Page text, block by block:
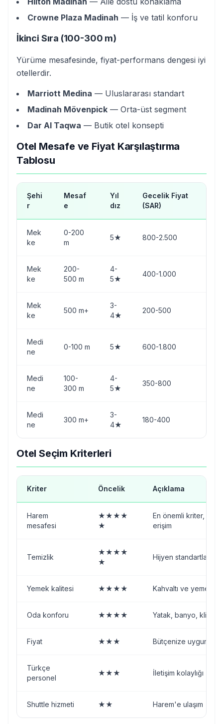
Crowne Plaza Madinah — İş ve tatil konforu
İkinci Sıra (100-300 m)
Yürüme mesafesinde, fiyat-performans dengesi iyi
otellerdir.
Marriott Medina — Uluslararası standart
Madinah Mövenpick — Orta-üst segment
Dar Al Taqwa — Butik otel konsepti
Otel Mesafe ve Fiyat Karşılaştırma
Tablosu
Şehi
r
Mesaf
e
Yıl
dız
Gecelik Fiyat
(SAR)
Mek
ke
0-200
m
5★ 800-2.500
Mek
ke
200-
500 m
4-
5★
400-1.000
Mek
ke
500 m+
3-
4★
200-500
Medi
ne
0-100 m 5★ 600-1.800
Medi
ne
100-
300 m
4-
5★
350-800
Medi
ne
300 m+
3-
4★
180-400
Otel Seçim Kriterleri
Kriter Öncelik Açıklama
Harem
mesafesi
★★★★
★
En önemli kriter,
erişim
Temizlik
★★★★
★
Hijyen standartları
Yemek kalitesi ★★★★ Kahvaltı ve yemek
Oda konforu ★★★★ Yatak, banyo, klima
Fiyat ★★★ Bütçenize uygunluk
Türkçe
personel
★★★ İletişim kolaylığı
Shuttle hizmeti ★★ Harem'e ulaşım